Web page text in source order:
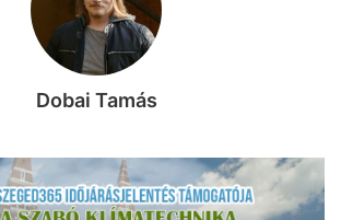
Dobai Tamás